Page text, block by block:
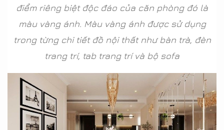
điểm riêng biệt độc đáo của căn phòng đó là
màu vàng ánh. Màu vàng ánh được sử dụng
trong từng chi tiết đồ nội thất như bàn trà, đèn
trang trí, tab trang trí và bộ sofa